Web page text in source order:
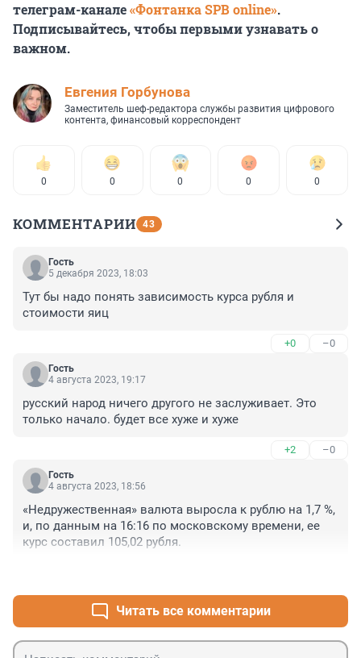
телеграм-канале«Фонтанка SPB online».
Подписывайтесь, чтобы первыми узнавать о
важном.
Евгения Горбунова
Заместитель шеф-редактора службы развития цифрового
контента, финансовый корреспондент
0 0 0 0 0
КОММЕНТАРИИ 43
Гость
5 декабря 2023, 18:03
Тут бы надо понять зависимость курса рубля и
стоимости яиц
+0 –0
Гость
4 августа 2023, 19:17
русский народ ничего другого не заслуживает. Это
только начало. будет все хуже и хуже
+2 –0
Гость
4 августа 2023, 18:56
«Недружественная» валюта выросла к рублю на 1,7 %,
и, по данным на 16:16 по московскому времени, ее
курс составил 105,02 рубля.
Читать все комментарии